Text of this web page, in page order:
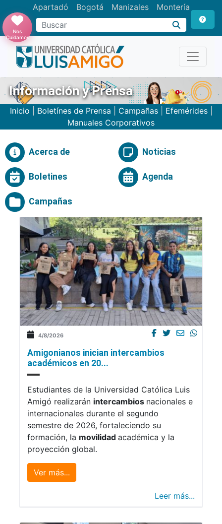
Apartadó Bogotá Manizales Montería
Buscar
Nos
Cuidamos
Información y Prensa
Inicio Boletínes de Prensa Campañas Efemérides
Manuales Corporativos
Acerca de Noticias
Boletines Agenda
Campañas
4/8/2026
Amigonianos inician intercambios
académicos en 20...
Estudiantes de la Universidad Católica Luis
Amigó realizarán intercambios nacionales e
internacionales durante el segundo
semestre de 2026, fortaleciendo su
formación, la movilidad académica y la
proyección global.
Ver más...
Leer más...